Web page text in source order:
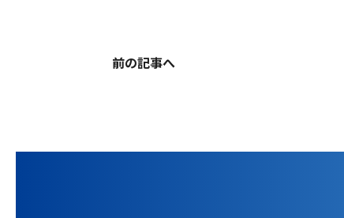
前の記事へ